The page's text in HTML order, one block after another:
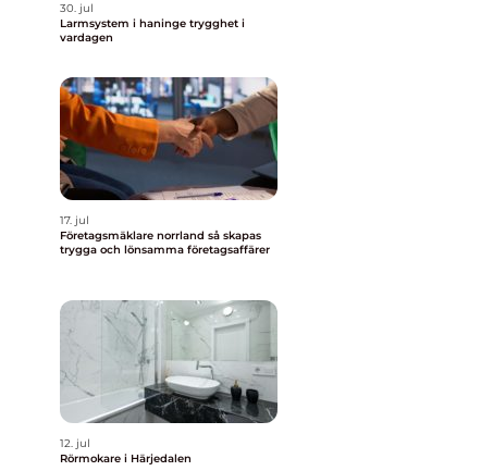
30. jul
Larmsystem i haninge trygghet i
vardagen
17. jul
Företagsmäklare norrland så skapas
trygga och lönsamma företagsaffärer
12. jul
Rörmokare i Härjedalen